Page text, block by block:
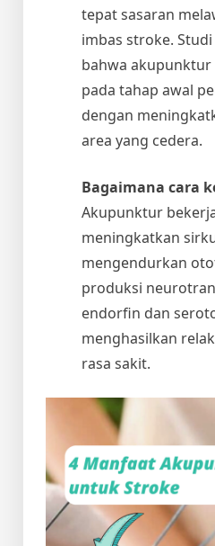
tepat sasaran
imbas stroke.
bahwa
pada tahap awal
dengan
area yang cedera.
Bagaimana cara
Akupunktur
meningkatkan
mengendurkan
produksi
endorfin dan
menghasilkan
rasa sakit.